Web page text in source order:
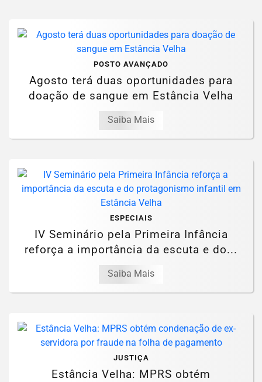
POSTO AVANÇADO
Agosto terá duas oportunidades para
doação de sangue em Estância Velha
Saiba Mais
ESPECIAIS
IV Seminário pela Primeira Infância
reforça a importância da escuta e do...
Saiba Mais
JUSTIÇA
Estância Velha: MPRS obtém